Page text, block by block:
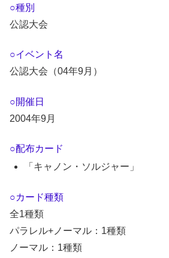
○種別
公認大会
○イベント名
公認大会（04年9月）
○開催日
2004年9月
○配布カード
「キャノン・ソルジャー」
○カード種類
全1種類
パラレル+ノーマル：1種類
ノーマル：1種類